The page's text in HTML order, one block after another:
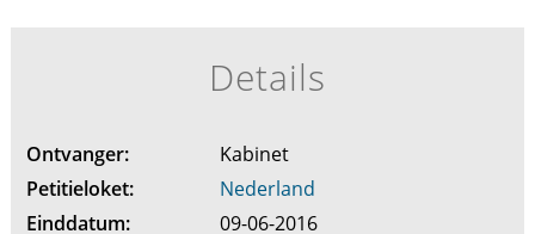
Details
Ontvanger:
Kabinet
Petitieloket:
Nederland
Einddatum:
09-06-2016